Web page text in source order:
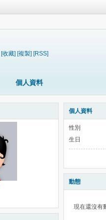
[收藏] [複製] [RSS]
個人資料
個人資料
性別
生日
動態
現在還沒有